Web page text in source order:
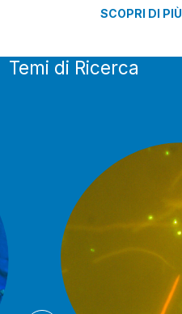
SCOPRI DI PIÙ
Temi di Ricerca